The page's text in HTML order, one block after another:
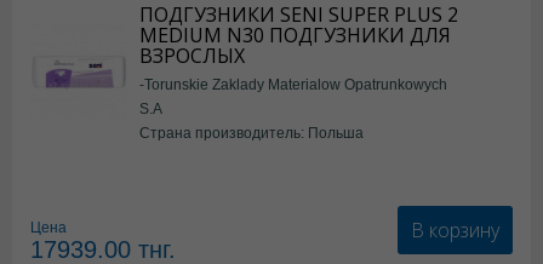
ПОДГУЗНИКИ SENI SUPER PLUS 2
MEDIUM N30 ПОДГУЗНИКИ ДЛЯ
ВЗРОСЛЫХ
-Torunskie Zaklady Materialow Opatrunkowych
S.A
Страна производитель: Польша
Цена
17939.00 тнг.
В корзину